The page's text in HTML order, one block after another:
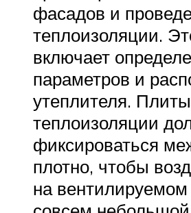
фасадов и
теплоизоляции.
включает
параметров и
утеплителя. Плиты
теплоизоляции
фиксироваться
плотно, чтобы
на